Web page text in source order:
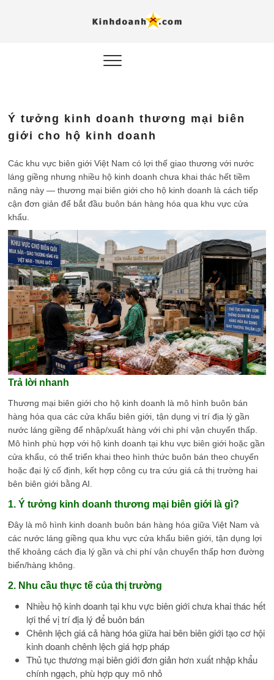
Ý tưởng kinh doanh thương mại biên
giới cho hộ kinh doanh
Các khu vực biên giới Việt Nam có lợi thế giao thương với nước
láng giềng nhưng nhiều hộ kinh doanh chưa khai thác hết tiềm
năng này — thương mại biên giới cho hộ kinh doanh là cách tiếp
cận đơn giản để bắt đầu buôn bán hàng hóa qua khu vực cửa
khẩu.
Trả lời nhanh
Thương mại biên giới cho hộ kinh doanh là mô hình buôn bán
hàng hóa qua các cửa khẩu biên giới, tận dụng vị trí địa lý gần
nước láng giềng để nhập/xuất hàng với chi phí vận chuyển thấp.
Mô hình phù hợp với hộ kinh doanh tại khu vực biên giới hoặc gần
cửa khẩu, có thể triển khai theo hình thức buôn bán theo chuyến
hoặc đại lý cố định, kết hợp công cụ tra cứu giá cả thị trường hai
bên biên giới bằng AI.
1. Ý tưởng kinh doanh thương mại biên giới là gì?
Đây là mô hình kinh doanh buôn bán hàng hóa giữa Việt Nam và
các nước láng giềng qua khu vực cửa khẩu biên giới, tận dụng lợi
thế khoảng cách địa lý gần và chi phí vận chuyển thấp hơn đường
biển/hàng không.
2. Nhu cầu thực tế của thị trường
Nhiều hộ kinh doanh tại khu vực biên giới chưa khai thác hết
lợi thế vị trí địa lý để buôn bán
Chênh lệch giá cả hàng hóa giữa hai bên biên giới tạo cơ hội
kinh doanh chênh lệch giá hợp pháp
Thủ tục thương mại biên giới đơn giản hơn xuất nhập khẩu
chính ngạch, phù hợp quy mô nhỏ